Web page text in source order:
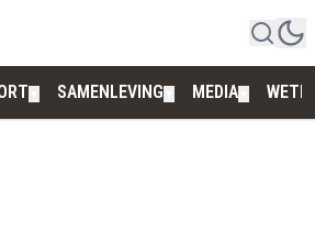
SAMENLEVING MEDIA